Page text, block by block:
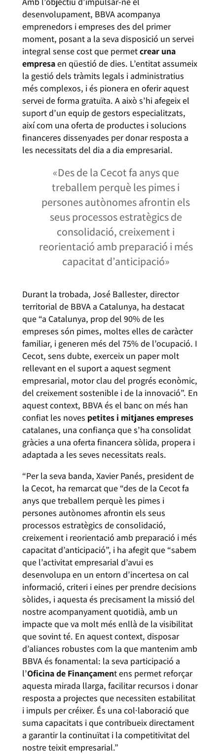
desenvolupament, BBVA acompanya
emprenedors i empreses des del primer
moment, posant a la seva disposició un servei
integral sense cost que permetcrear una
empresaen qüestió de dies. L’entitat assumeix
la gestió dels tràmits legals i administratius
més complexos, i és pionera en oferir aquest
servei de forma gratuïta. A això s’hi afegeix el
suport d’un equip de gestors especialitzats,
així com una oferta de productes i solucions
financeres dissenyades per donar resposta a
les necessitats del dia a dia empresarial.
«Des de la Cecot fa anys que
treballem perquè les pimes i
persones autònomes afrontin els
seus processos estratègics de
consolidació, creixement i
reorientació amb preparació i més
capacitat d’anticipació»
Durant la trobada, José Ballester, director
territorial de BBVA a Catalunya, ha destacat
que “a Catalunya, prop del 90% de les
empreses són pimes, moltes elles de caràcter
familiar, i generen més del 75% de l’ocupació. I
Cecot, sens dubte, exerceix un paper molt
rellevant en el suport a aquest segment
empresarial, motor clau del progrés econòmic,
del creixement sostenible i de la innovació”. En
aquest context, BBVA és el banc on més han
confiat les noves petites i mitjanes empreses
catalanes, una confiança que s’ha consolidat
gràcies a una oferta financera sòlida, propera i
adaptada a les seves necessitats reals.
“Per la seva banda, Xavier Panés, president de
la Cecot, ha remarcat que “des de la Cecot fa
anys que treballem perquè les pimes i
persones autònomes afrontin els seus
processos estratègics de consolidació,
creixement i reorientació amb preparació i més
capacitat d’anticipació”, i ha afegit que “sabem
que l’activitat empresarial d’avui es
desenvolupa en un entorn d’incertesa on cal
informació, criteri i eines per prendre decisions
sòlides, i aquesta és precisament la missió del
nostre acompanyament quotidià, amb un
impacte que va molt més enllà de la visibilitat
que sovint té. En aquest context, disposar
d’aliances robustes com la que mantenim amb
BBVA és fonamental: la seva participació a
l’Oficina de Finançament ens permet reforçar
aquesta mirada llarga, facilitar recursos i donar
resposta a projectes que necessiten estabilitat
i impuls per créixer. És una col·laboració que
suma capacitats i que contribueix directament
a garantir la continuïtat i la competitivitat del
nostre teixit empresarial.”